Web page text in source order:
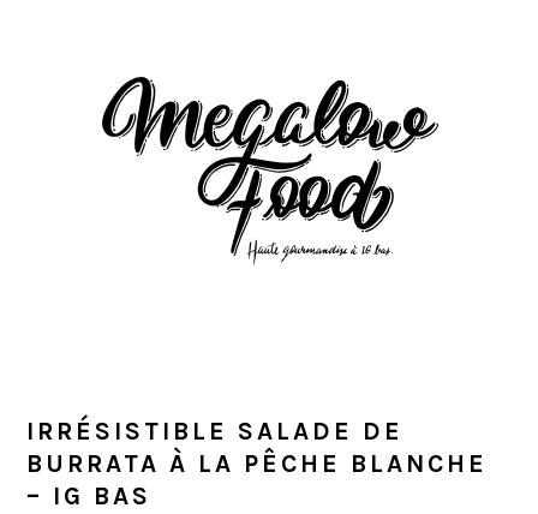
IRRÉSISTIBLE SALADE DE
BURRATA À LA PÊCHE BLANCHE
– IG BAS